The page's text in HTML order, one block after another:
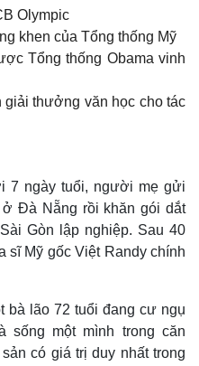
Việc làm
Biển đảo
Olympic
khen của Tổng thống Mỹ
Tổng thống Obama vinh
thưởng văn học cho tác
7 ngày tuổi, người mẹ gửi
Đà Nẵng rồi khăn gói dắt
Gòn lập nghiệp. Sau 40
sĩ Mỹ gốc Việt Randy chính
bà lão 72 tuổi đang cư ngụ
sống một mình trong căn
có giá trị duy nhất trong